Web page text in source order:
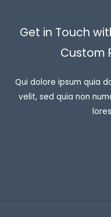
Get in Touch
Custom
Qui dolore ipsum quia
velit, sed quia non